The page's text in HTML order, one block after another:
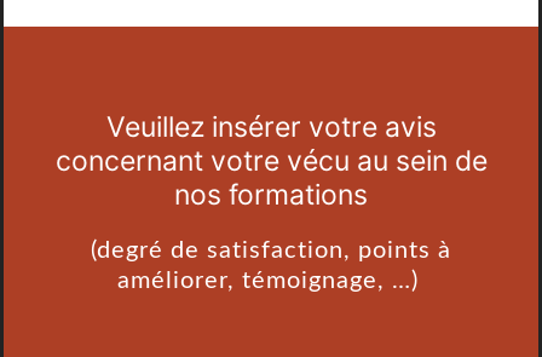
Veuillez insérer votre avis
concernant votre vécu au sein de
nos formations
(degré de satisfaction, points à
améliorer, témoignage, …)